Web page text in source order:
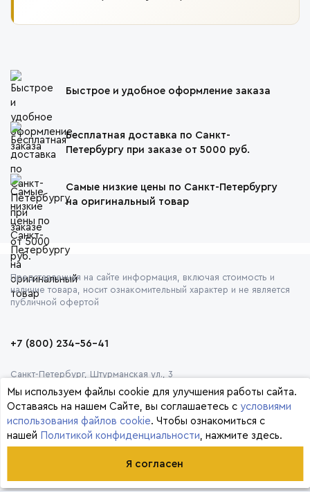
Быстрое и удобное оформление заказа
Бесплатная доставка по Санкт-
Петербургу при заказе от 5000 руб.
Самые низкие цены по Санкт-Петербургу
на оригинальный товар
Представленная на сайте информация, включая стоимость и
наличие товара, носит ознакомительный характер и не является
публичной офертой
+7 (800) 234-56-41
Санкт-Петербург, Штурманская ул., 3
Мы используем файлы cookie для улучшения работы сайта.
Оставаясь на нашем Сайте, вы соглашаетесь с условиями
использования файлов cookie. Чтобы ознакомиться с
нашей Политикой конфиденциальности, нажмите здесь.
Я согласен